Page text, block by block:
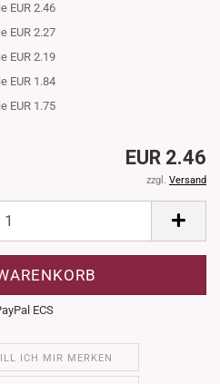
je EUR 2.46
je EUR 2.27
je EUR 2.19
je EUR 1.84
je EUR 1.75
EUR 2.46
zzgl. Versand
ICH MIR MERKEN